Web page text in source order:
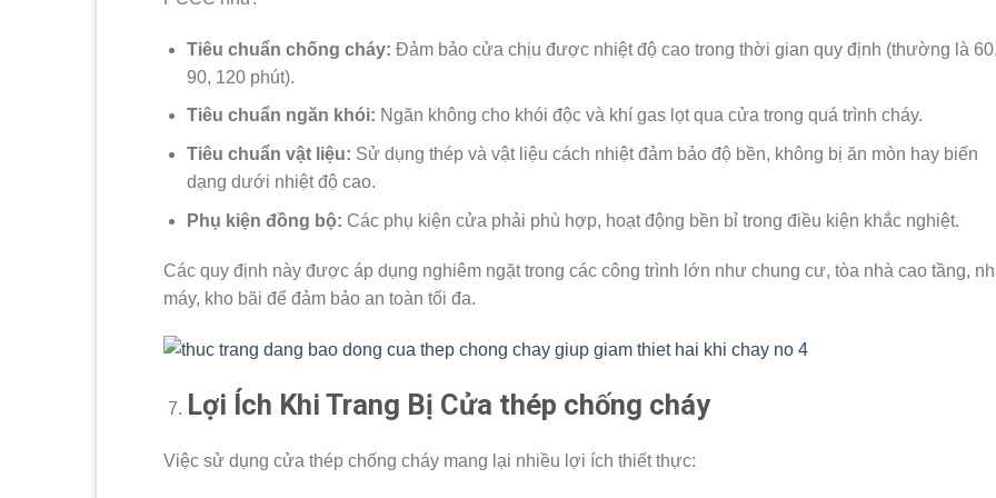
Tiêu chuẩn chống cháy: Đảm bảo cửa chịu được nhiệt độ cao trong thời gian quy định (thường là
90, 120 phút).
Tiêu chuẩn ngăn khói: Ngăn không cho khói độc và khí gas lọt qua cửa trong quá trình cháy.
Tiêu chuẩn vật liệu: Sử dụng thép và vật liệu cách nhiệt đảm bảo độ bền, không bị ăn mòn hay biến
dạng dưới nhiệt độ cao.
Phụ kiện đồng bộ: Các phụ kiện cửa phải phù hợp, hoạt động bền bỉ trong điều kiện khắc nghiệt.
Các quy định này được áp dụng nghiêm ngặt trong các công trình lớn như chung cư, tòa nhà cao tầng,
máy, kho bãi để đảm bảo an toàn tối đa.
Lợi Ích Khi Trang Bị Cửa thép chống cháy
Việc sử dụng cửa thép chống cháy mang lại nhiều lợi ích thiết thực: